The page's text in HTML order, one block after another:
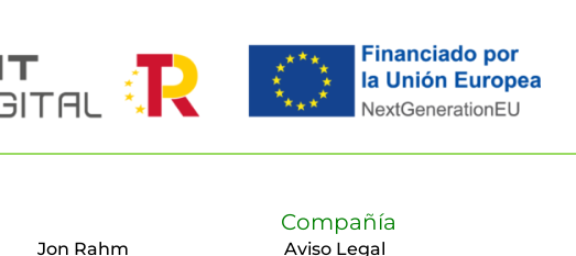
Jon Rahm
Compañía
Aviso Legal